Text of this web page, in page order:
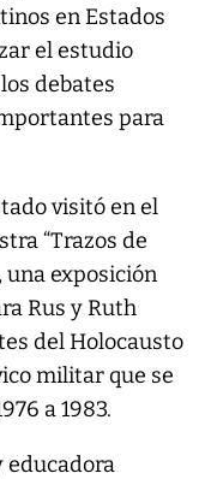
en Estados
el estudio
debates
para
visitó en el
“Trazos de
una exposición
Rus y Ruth
del Holocausto
militar que se
a 1983.
educadora